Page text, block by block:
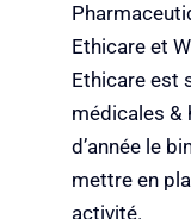
Ethicare et
Ethicare est
médicales &
d’année le
mettre en
activité.